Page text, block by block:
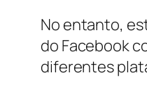
No entanto,
do Facebook
diferentes